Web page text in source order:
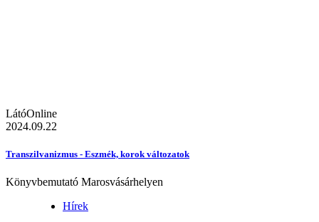
LátóOnline
2024.09.22
Transzilvanizmus - Eszmék, korok változatok
Könyvbemutató Marosvásárhelyen
Hírek